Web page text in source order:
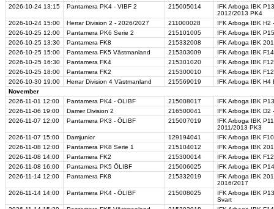
2026-10-24 13:15 Pantamera PK4 - VIBF 2 215005014
IFK Arboga IBK
2012/2013 PK4
2026-10-24 15:00 Herrar Division 2 - 2026/2027 211000028
IFK Arboga IBK H2
2026-10-25 12:00 Pantamera PK6 Serie 2 215101005
IFK Arboga IBK
2026-10-25 13:30 Pantamera FK8 215332008
IFK Arboga IBK
2026-10-25 15:00 Pantamera FK5 Västmanland 215303009
IFK Arboga IBK
2026-10-25 16:30 Pantamera FK4 215301020
IFK Arboga IBK
2026-10-25 18:00 Pantamera FK2 215300010
IFK Arboga IBK
2026-10-30 19:00 Herrar Division 4 Västmanland 215569019
IFK Arboga IBK H4
November
2026-11-01 12:00 Pantamera PK4 - ÖLIBF 215008017
IFK Arboga IBK
2026-11-06 19:00 Damer Division 2 216500041
IFK Arboga IBK D2
2026-11-07 12:00 Pantamera PK3 - ÖLIBF 215007019
IFK Arboga IBK
2011/2013 PK3
2026-11-07 15:00 Damjunior 129194041
IFK Arboga IBK
2026-11-08 12:00 Pantamera PK8 Serie 1 215104012
IFK Arboga IBK
2026-11-08 14:00 Pantamera FK2 215300014
IFK Arboga IBK
2026-11-08 16:00 Pantamera PK5 ÖLIBF 215006025
IFK Arboga IBK
2026-11-14 12:00 Pantamera FK8 215332019
IFK Arboga IBK
2016/2017
2026-11-14 14:00 Pantamera PK4 - ÖLIBF 215008025
IFK Arboga IBK
Svart